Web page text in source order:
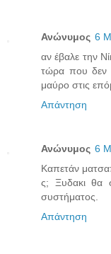
Ανώνυμος 6
αν έβαλε την
τώρα που δεν
μαύρο στις
Απάντηση
Ανώνυμος 6
Καπετάν
ς; Ξυδακι θα
συστήματος.
Απάντηση